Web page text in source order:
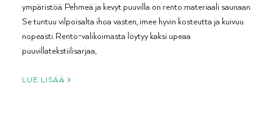
ympäristöä. Pehmeä ja kevyt puuvilla on rento materiaali saunaan.
Se tuntuu vilpoisalta ihoa vasten, imee hyvin kosteutta ja kuivuu
nopeasti. Rento-valikoimasta löytyy kaksi upeaa
puuvillatekstiilisarjaa,
LUE LISÄÄ